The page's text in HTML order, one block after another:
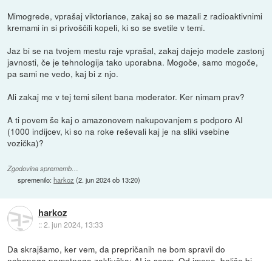
Mimogrede, vprašaj viktoriance, zakaj so se mazali z radioaktivnimi
kremami in si privoščili kopeli, ki so se svetile v temi.
Jaz bi se na tvojem mestu raje vprašal, zakaj dajejo modele zastonj
javnosti, če je tehnologija tako uporabna. Mogoče, samo mogoče,
pa sami ne vedo, kaj bi z njo.
Ali zakaj me v tej temi silent bana moderator. Ker nimam prav?
A ti povem še kaj o amazonovem nakupovanjem s podporo AI
(1000 indijcev, ki so na roke reševali kaj je na sliki vsebine
vozička)?
Zgodovina sprememb…
spremenilo:harkoz (2. jun 2024 ob 13:20)
harkoz
::2. jun 2024, 13:33
Da skrajšamo, ker vem, da prepričanih ne bom spravil do